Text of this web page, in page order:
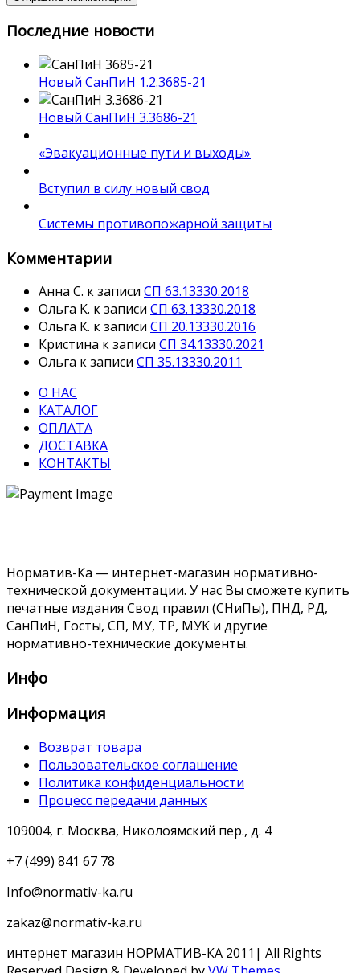
Последние новости
Новый СанПиН 1.2.3685-21
Новый СанПиН 3.3686-21
«Эвакуационные пути и выходы»
Вступил в силу новый свод
Системы противопожарной защиты
Комментарии
Анна С. к записи СП 63.13330.2018
Ольга К. к записи СП 63.13330.2018
Ольга К. к записи СП 20.13330.2016
Кристина к записи СП 34.13330.2021
Ольга к записи СП 35.13330.2011
О НАС
КАТАЛОГ
ОПЛАТА
ДОСТАВКА
КОНТАКТЫ
Норматив-Ка — интернет-магазин нормативно-
технической документации. У нас Вы сможете купить
печатные издания Свод правил (СНиПы), ПНД, РД,
СанПиН, Госты, СП, МУ, ТР, МУК и другие
нормативно-технические документы.
Инфо
Информация
Возврат товара
Пользовательское соглашение
Политика конфиденциальности
Процесс передачи данных
109004, г. Москва, Николоямский пер., д. 4
+7 (499) 841 67 78
Info@normativ-ka.ru
zakaz@normativ-ka.ru
интернет магазин НОРМАТИВ-КА 2011| All Rights